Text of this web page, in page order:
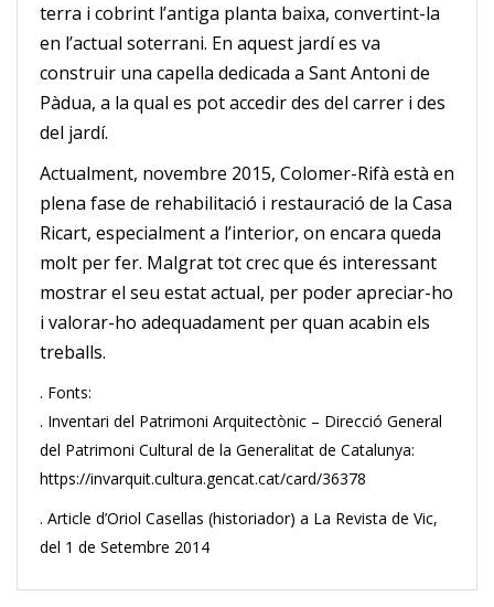
terra i cobrint l’antiga planta baixa, convertint-la
en l’actual soterrani. En aquest jardí es va
construir una capella dedicada a Sant Antoni de
Pàdua, a la qual es pot accedir des del carrer i des
del jardí.
Actualment, novembre 2015, Colomer-Rifà està en
plena fase de rehabilitació i restauració de la Casa
Ricart, especialment a l’interior, on encara queda
molt per fer. Malgrat tot crec que és interessant
mostrar el seu estat actual, per poder apreciar-ho
i valorar-ho adequadament per quan acabin els
treballs.
. Fonts:
. Inventari del Patrimoni Arquitectònic – Direcció General
del Patrimoni Cultural de la Generalitat de Catalunya:
https://invarquit.cultura.gencat.cat/card/36378
. Article d’Oriol Casellas (historiador) a La Revista de Vic,
del 1 de Setembre 2014